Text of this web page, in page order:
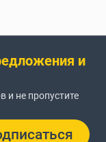
и
и не пропустите